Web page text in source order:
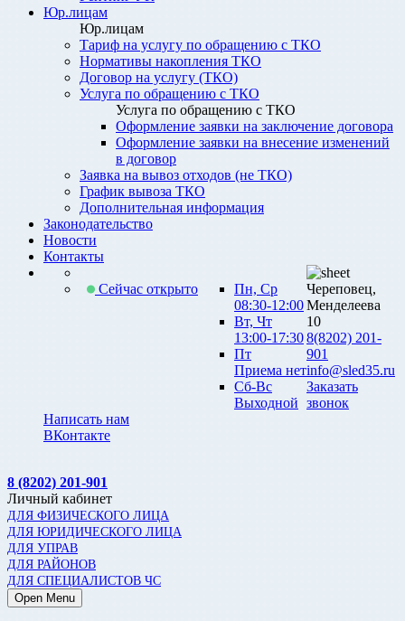
Юр.лицам
Юр.лицам
Тариф на услугу по обращению с ТКО
Нормативы накопления ТКО
Договор на услугу (ТКО)
Услуга по обращению с ТКО
Услуга по обращению с ТКО
Оформление заявки на заключение договора
Оформление заявки на внесение изменений
в договор
Заявка на вывоз отходов (не ТКО)
График вывоза ТКО
Дополнительная информация
Законодательство
Новости
Контакты
Сейчас открыто
Пн, Ср
08:30-12:00
Вт, Чт
13:00-17:30
Пт
Приема нет
Сб-Вс
Выходной
Череповец,
Менделеева
10
8(8202) 201-
901
info@sled35.ru
Заказать
звонок
Написать нам
ВКонтакте
8 (8202) 201-901
Личный кабинет
ДЛЯ ФИЗИЧЕСКОГО ЛИЦА
ДЛЯ ЮРИДИЧЕСКОГО ЛИЦА
ДЛЯ УПРАВ
ДЛЯ РАЙОНОВ
ДЛЯ СПЕЦИАЛИСТОВ ЧС
Open Menu